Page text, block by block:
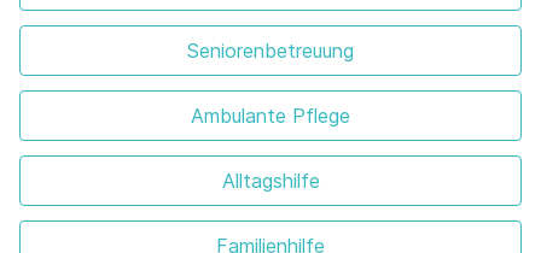
Seniorenbetreuung
Ambulante Pflege
Alltagshilfe
Familienhilfe